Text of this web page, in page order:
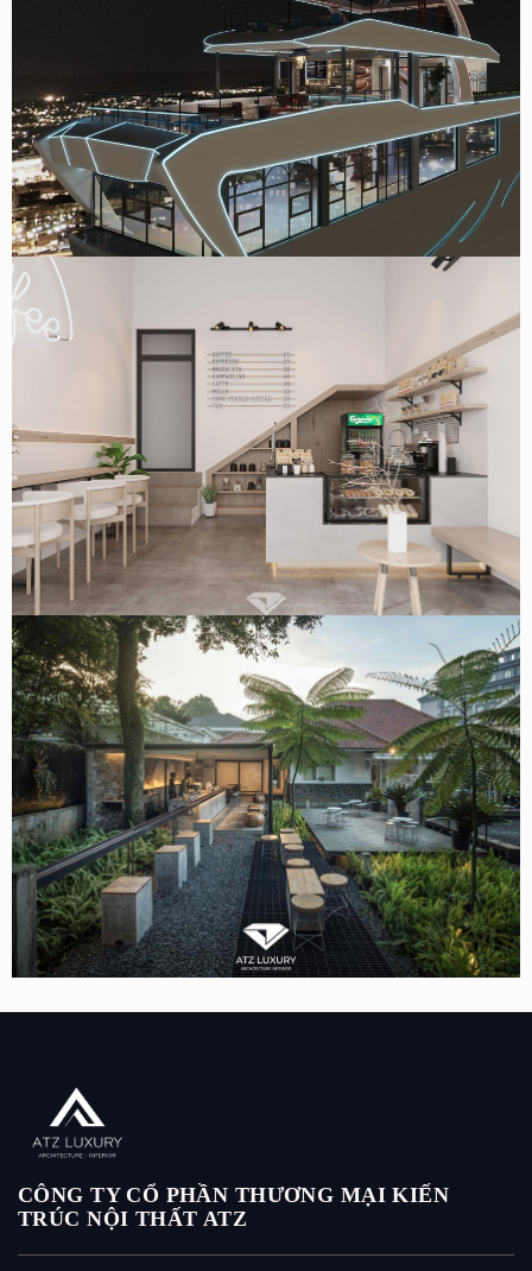
Dự án thiết kế quán cafe sân thượng tại Chùa Bộc – Anh
Cường
Mẫu thiết kế quán cafe bánh ngọt Xoài Cafe tại Hà Nội
Mẫu thiết kế quán cafe sân vườn 300m2 đơn giản tại
Tuyên Quang
CÔNG TY CỔ PHẦN THƯƠNG MẠI KIẾN
TRÚC NỘI THẤT ATZ